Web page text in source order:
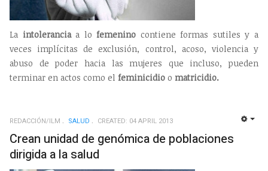
La intoleranciaa lo femenino contiene formas sutiles y a
veces implícitas de exclusión, control, acoso, violencia y
abuso de poder hacia las mujeres que incluso, pueden
terminar en actos como el feminicidio o matricidio.
REDACCIÓN/ILM SALUD CREATED: 04 APRIL 2013
Crean unidad de genómica de poblaciones
dirigida a la salud